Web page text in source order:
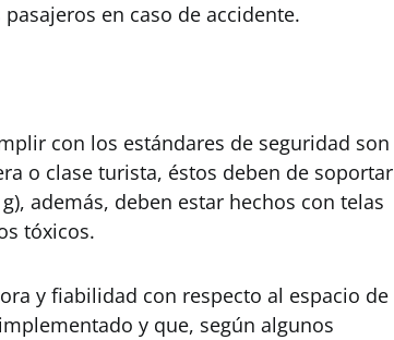
en caso de accidente.
con los estándares de seguridad son
o clase turista, éstos deben de soportar
además, deben estar hechos con telas
tóxicos.
y fiabilidad con respecto al espacio de
y que, según algunos